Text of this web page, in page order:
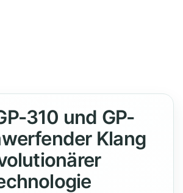
3.599,00 € *
Versandkostenfrei (DE) - andere Länder hier klicken
310 und GP-
Klang